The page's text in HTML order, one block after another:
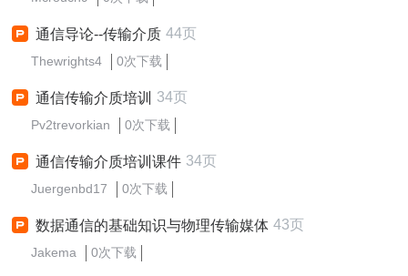
通信导论--传输介质 44页
Thewrights4 0次下载
通信传输介质培训 34页
Pv2trevorkian 0次下载
通信传输介质培训课件 34页
Juergenbd17 0次下载
数据通信的基础知识与物理传输媒体 43页
Jakema 0次下载